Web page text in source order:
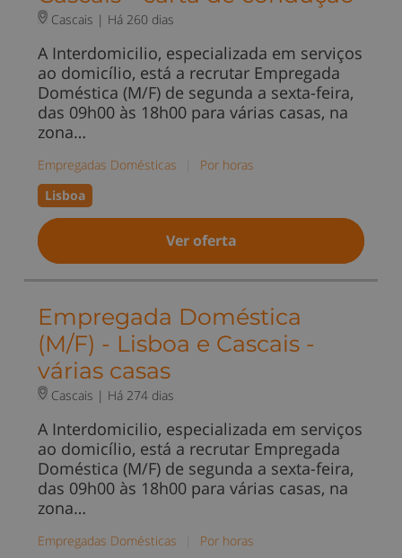
Cascais | Há 260 dias
A Interdomicilio, especializada em serviços
ao domicílio, está a recrutar Empregada
Doméstica (M/F) de segunda a sexta-feira,
das 09h00 às 18h00 para várias casas, na
zona…
Empregadas Domésticas
Por horas
Lisboa
Ver oferta
Empregada Doméstica
(M/F) - Lisboa e Cascais -
várias casas
Cascais | Há 274 dias
A Interdomicilio, especializada em serviços
ao domicílio, está a recrutar Empregada
Doméstica (M/F) de segunda a sexta-feira,
das 09h00 às 18h00 para várias casas, na
zona…
Empregadas Domésticas
Por horas